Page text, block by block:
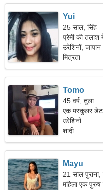
Yui
25 साल, सिंह
प्रेमी की
उरेशिनों, जापान
मित्रता
Tomo
45 वर्ष, तुला
एक मस्कुलर
उरेशिनों
शादी
Mayu
21 साल
महिला एक